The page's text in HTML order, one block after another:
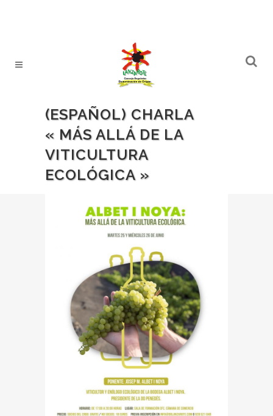
(ESPAÑOL) CHARLA
« MÁS ALLÁ DE LA
VITICULTURA
ECOLÓGICA »